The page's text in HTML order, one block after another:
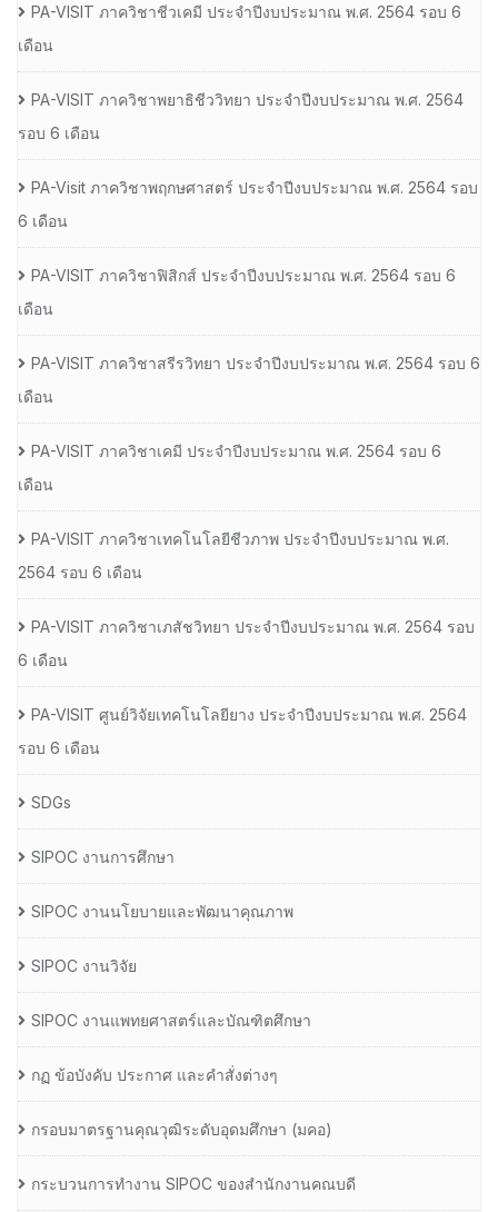
PA-VISIT ภาควิชาชีวเคมี ประจำปีงบประมาณ พ.ศ. 2564 รอบ 6
เดือน
PA-VISIT ภาควิชาพยาธิชีววิทยา ประจำปีงบประมาณ พ.ศ. 2564
รอบ 6 เดือน
PA-Visit ภาควิชาพฤกษศาสตร์ ประจำปีงบประมาณ พ.ศ. 2564 รอบ
6 เดือน
PA-VISIT ภาควิชาฟิสิกส์ ประจำปีงบประมาณ พ.ศ. 2564 รอบ 6
เดือน
PA-VISIT ภาควิชาสรีรวิทยา ประจำปีงบประมาณ พ.ศ. 2564 รอบ 6
เดือน
PA-VISIT ภาควิชาเคมี ประจำปีงบประมาณ พ.ศ. 2564 รอบ 6
เดือน
PA-VISIT ภาควิชาเทคโนโลยีชีวภาพ ประจำปีงบประมาณ พ.ศ.
2564 รอบ 6 เดือน
PA-VISIT ภาควิชาเภสัชวิทยา ประจำปีงบประมาณ พ.ศ. 2564 รอบ
6 เดือน
PA-VISIT ศูนย์วิจัยเทคโนโลยียาง ประจำปีงบประมาณ พ.ศ. 2564
รอบ 6 เดือน
SDGs
SIPOC งานการศึกษา
SIPOC งานนโยบายและพัฒนาคุณภาพ
SIPOC งานวิจัย
SIPOC งานแพทยศาสตร์และบัณฑิตศึกษา
กฏ ข้อบังคับ ประกาศ และคำสั่งต่างๆ
กรอบมาตรฐานคุณวุฒิระดับอุดมศึกษา (มคอ)
กระบวนการทำงาน SIPOC ของสำนักงานคณบดี